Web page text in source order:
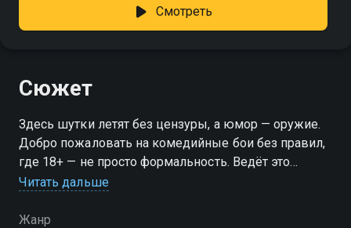
Смотреть
Сюжет
Здесь шутки летят без цензуры, а юмор — оружие.
Добро пожаловать на комедийные бои без правил,
где 18+ — не просто формальность. Ведёт это
безумие Сергей Гореликов, а за судейским столом
Тимур Батрутдинов, Николай Наумов и Екатерина
Читать дальше
Жанр